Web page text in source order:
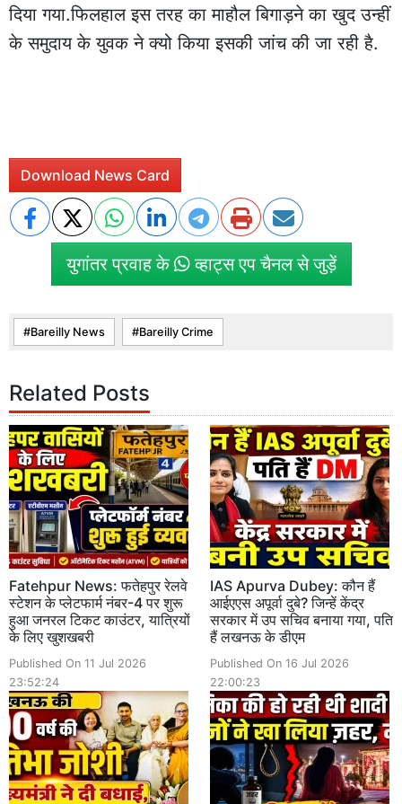
दिया गया.फिलहाल इस तरह का माहौल बिगाड़ने का खुद उन्हीं
के समुदाय के युवक ने क्यो किया इसकी जांच की जा रही है.
Download News Card
युगांतर प्रवाह के व्हाट्स एप चैनल से जुड़ें
Bareilly News Bareilly Crime
Related Posts
Fatehpur News: फतेहपुर रेलवे
स्टेशन के प्लेटफार्म नंबर-4 पर शुरू
हुआ जनरल टिकट काउंटर, यात्रियों
के लिए खुशखबरी
Published On 11 Jul 2026
23:52:24
IAS Apurva Dubey: कौन हैं
आईएएस अपूर्वा दुबे? जिन्हें केंद्र
सरकार में उप सचिव बनाया गया, पति
हैं लखनऊ के डीएम
Published On 16 Jul 2026
22:00:23